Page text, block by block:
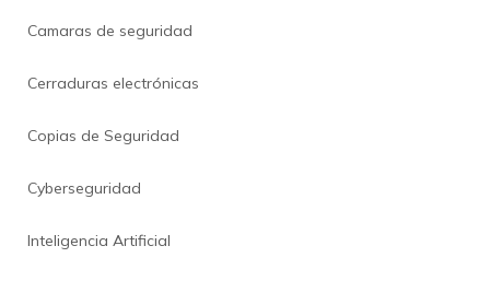
Camaras de seguridad
Cerraduras electrónicas
Copias de Seguridad
Cyberseguridad
Inteligencia Artificial